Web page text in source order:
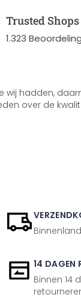
Trusted Shops
1.323
wij hadden,
over de
14 DAGEN
Binnen 14